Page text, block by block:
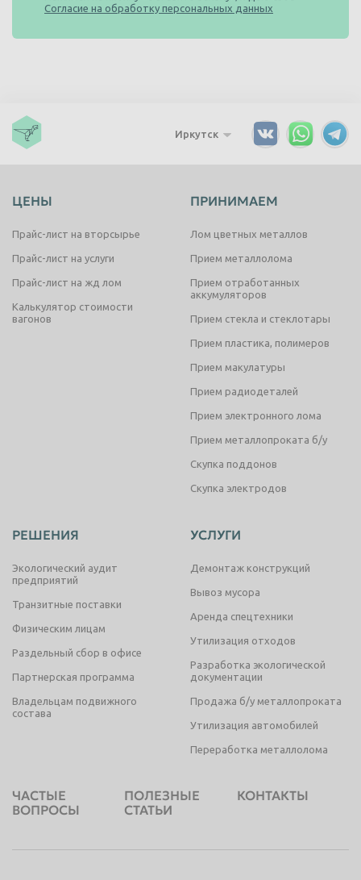
Согласие на обработку персональных данных
Иркутск
ЦЕНЫ
Прайс-лист на вторсырье
Прайс-лист на услуги
Прайс-лист на жд лом
Калькулятор стоимости
вагонов
ПРИНИМАЕМ
Лом цветных металлов
Прием металлолома
Прием отработанных
аккумуляторов
Прием стекла и стеклотары
Прием пластика, полимеров
Прием макулатуры
Прием радиодеталей
Прием электронного лома
Прием металлопроката б/у
Скупка поддонов
Скупка электродов
РЕШЕНИЯ
Экологический аудит
предприятий
Транзитные поставки
Физическим лицам
Раздельный сбор в офисе
Партнерская программа
Владельцам подвижного
состава
УСЛУГИ
Демонтаж конструкций
Вывоз мусора
Аренда спецтехники
Утилизация отходов
Разработка экологической
документации
Продажа б/у металлопроката
Утилизация автомобилей
Переработка металлолома
ЧАСТЫЕ
ВОПРОСЫ
ПОЛЕЗНЫЕ
СТАТЬИ
КОНТАКТЫ